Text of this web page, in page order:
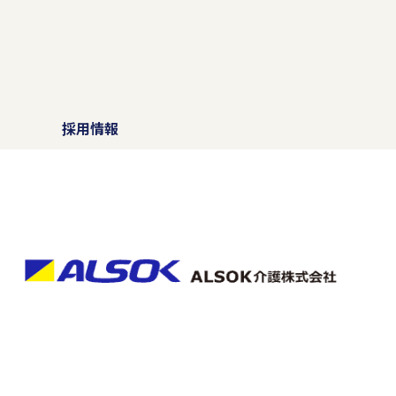
ます。
介する場合があります。こ
介を行わないようにいたし
採用情報